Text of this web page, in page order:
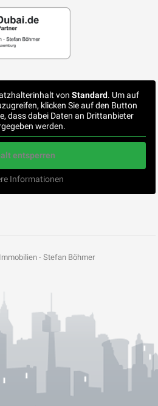
von Standard. Um auf
klicken Sie auf den Button
dass dabei Daten an Drittanbieter
werden.
entsperren
Informationen
- Stefan Böhmer